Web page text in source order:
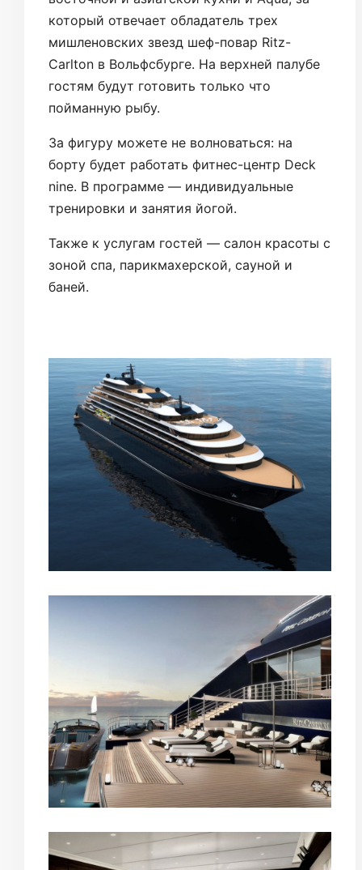
который отвечает обладатель трех
мишленовских звезд шеф-повар Ritz-
Carlton в Вольфсбурге. На верхней палубе
гостям будут готовить только что
пойманную рыбу.
За фигуру можете не волноваться: на
борту будет работать фитнес-центр Deck
nine. В программе — индивидуальные
тренировки и занятия йогой.
Также к услугам гостей — салон красоты с
зоной спа, парикмахерской, сауной и
баней.